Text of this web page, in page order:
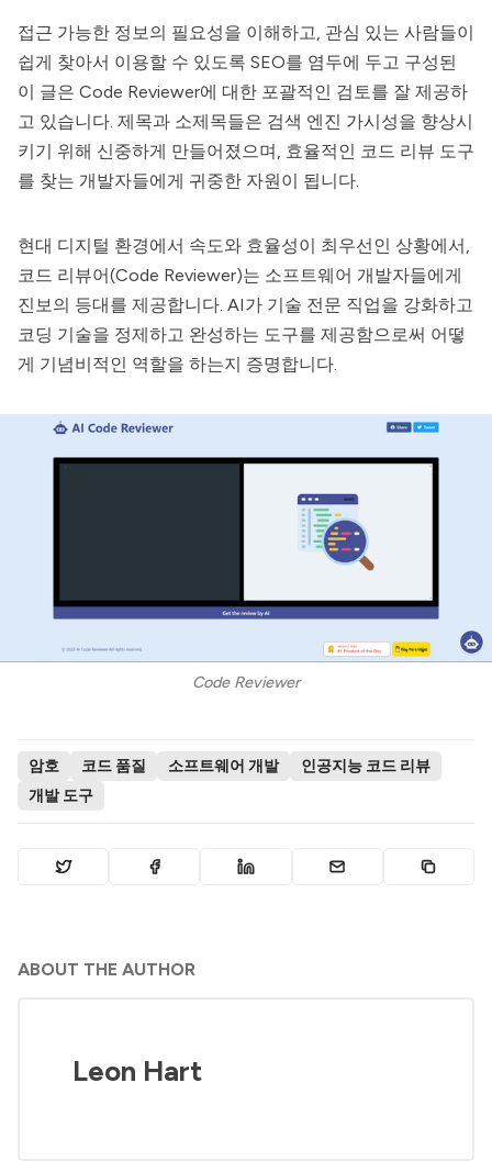
접근 가능한 정보의 필요성을 이해하고, 관심 있는 사람들이
쉽게 찾아서 이용할 수 있도록 SEO를 염두에 두고 구성된
이 글은 Code Reviewer에 대한 포괄적인 검토를 잘 제공하
고 있습니다. 제목과 소제목들은 검색 엔진 가시성을 향상시
키기 위해 신중하게 만들어졌으며, 효율적인 코드 리뷰 도구
를 찾는 개발자들에게 귀중한 자원이 됩니다.
현대 디지털 환경에서 속도와 효율성이 최우선인 상황에서,
코드 리뷰어(Code Reviewer)는 소프트웨어 개발자들에게
진보의 등대를 제공합니다. AI가 기술 전문 직업을 강화하고
코딩 기술을 정제하고 완성하는 도구를 제공함으로써 어떻
게 기념비적인 역할을 하는지 증명합니다.
Code Reviewer
암호 코드 품질 소프트웨어 개발
인공지능 코드 리뷰
개발 도구
ABOUT THE AUTHOR
Leon Hart